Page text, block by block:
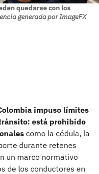
quedarse con los
generada por ImageFX
impuso límites
está prohibido
como la cédula, la
durante retenes
un marco normativo
de los conductores en